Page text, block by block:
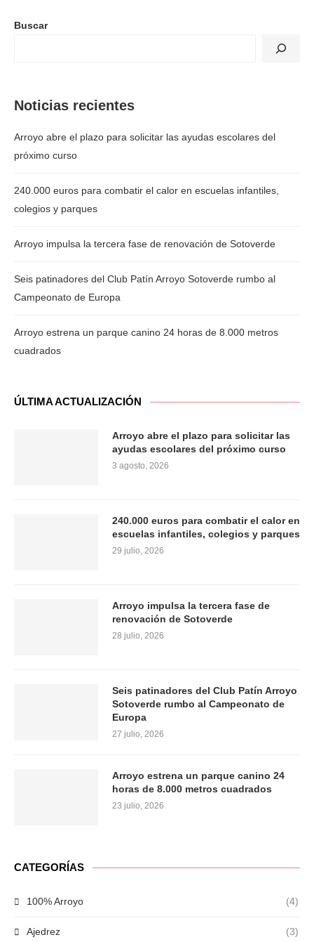
Buscar
Noticias recientes
Arroyo abre el plazo para solicitar las ayudas escolares del
próximo curso
240.000 euros para combatir el calor en escuelas infantiles,
colegios y parques
Arroyo impulsa la tercera fase de renovación de Sotoverde
Seis patinadores del Club Patín Arroyo Sotoverde rumbo al
Campeonato de Europa
Arroyo estrena un parque canino 24 horas de 8.000 metros
cuadrados
ÚLTIMA ACTUALIZACIÓN
Arroyo abre el plazo para solicitar las
ayudas escolares del próximo curso
3 agosto, 2026
240.000 euros para combatir el calor en
escuelas infantiles, colegios y parques
29 julio, 2026
Arroyo impulsa la tercera fase de
renovación de Sotoverde
28 julio, 2026
Seis patinadores del Club Patín Arroyo
Sotoverde rumbo al Campeonato de
Europa
27 julio, 2026
Arroyo estrena un parque canino 24
horas de 8.000 metros cuadrados
23 julio, 2026
CATEGORÍAS
100% Arroyo (4)
Ajedrez (3)